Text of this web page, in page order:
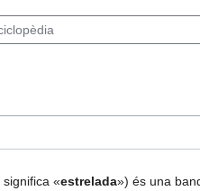
significa «estrelada») és una